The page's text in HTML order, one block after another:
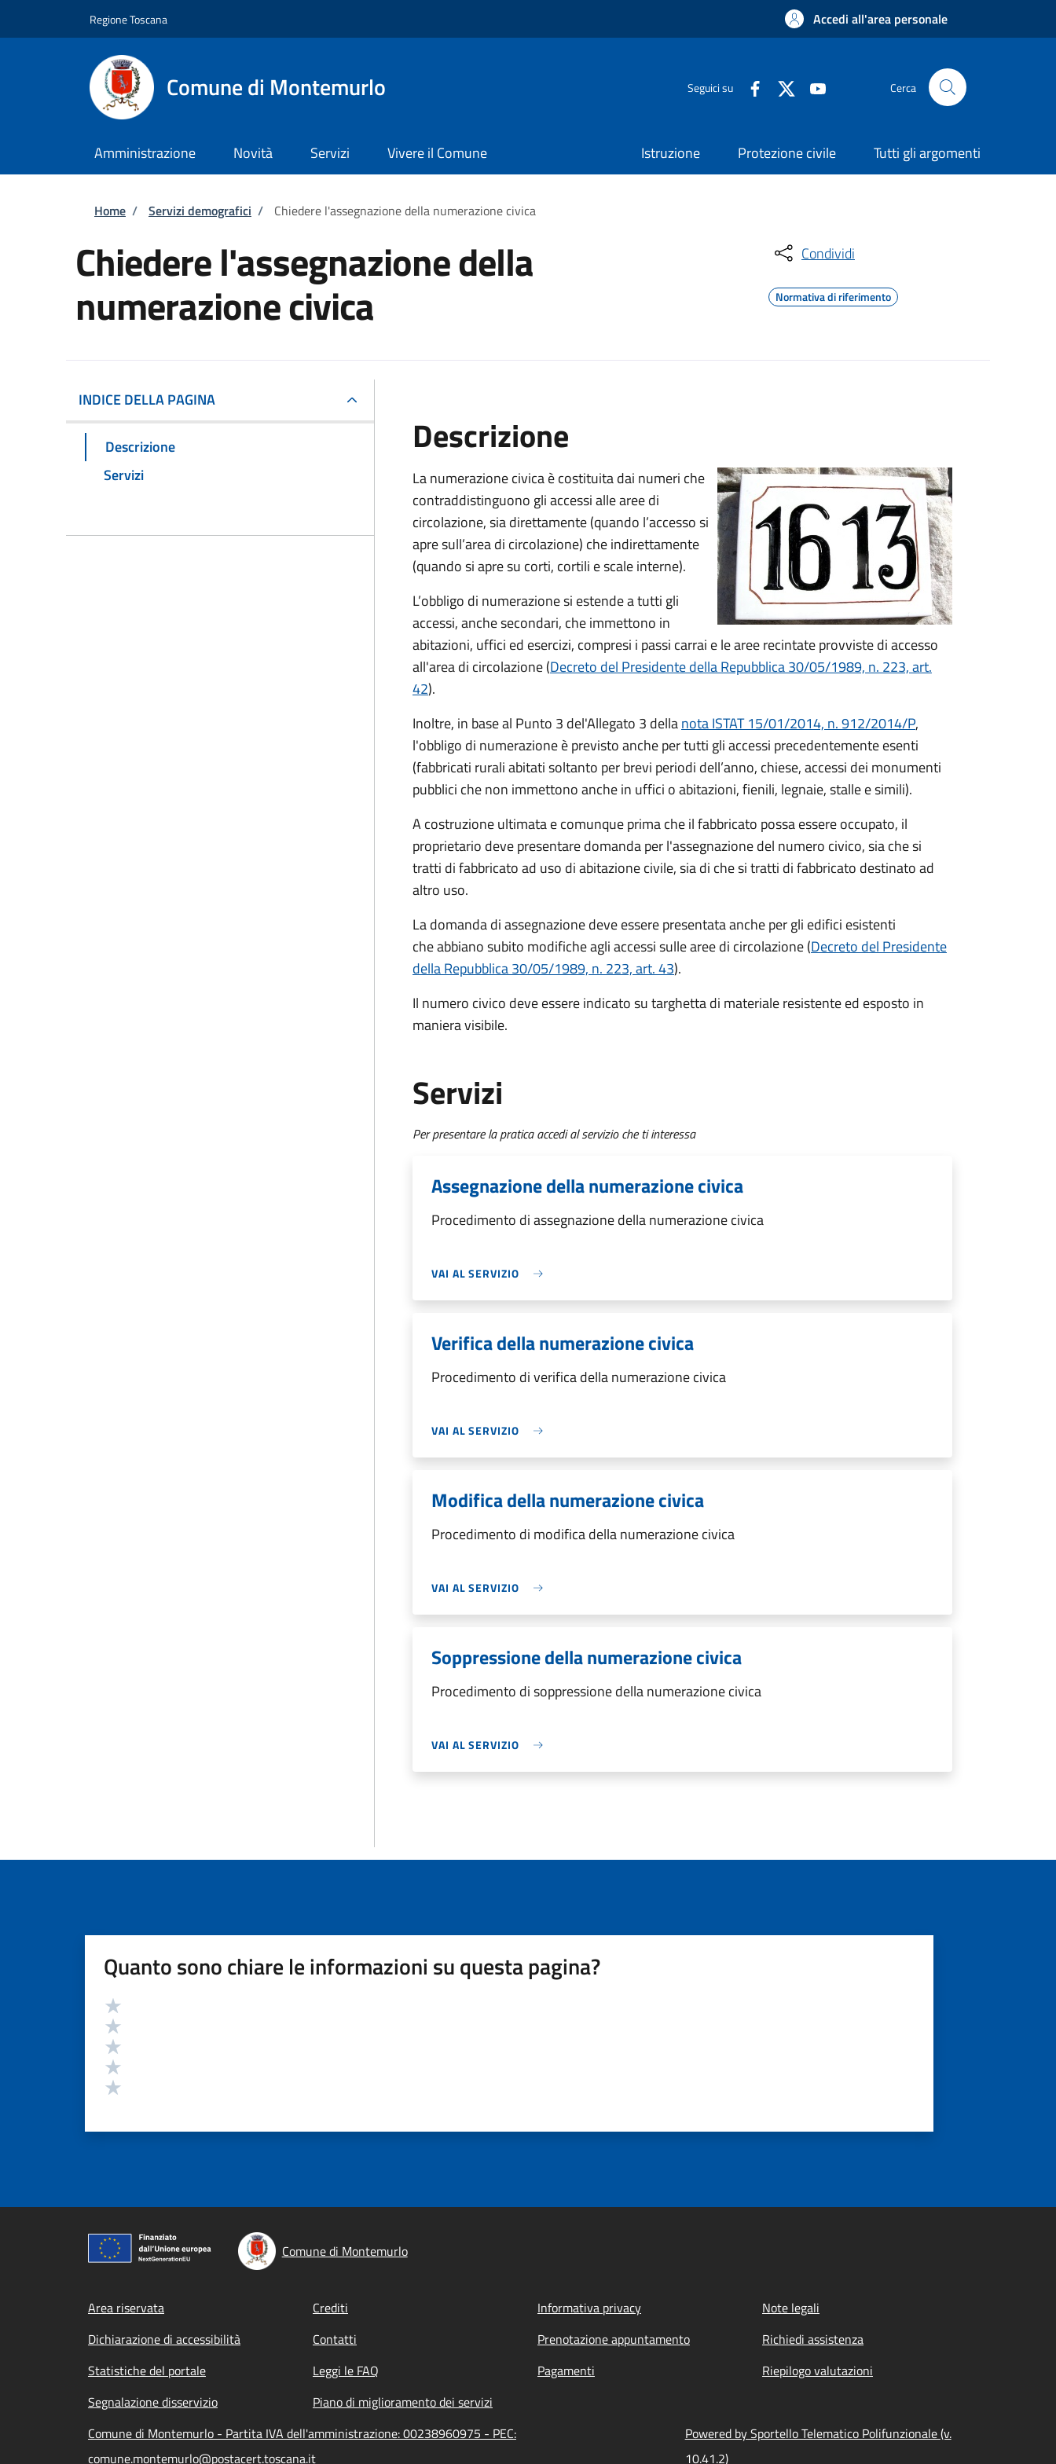
Regione Toscana Accedi all'area personale
Comune di Montemurlo Seguici su Cerca
Amministrazione Novità Servizi Vivere il Comune Istruzione Protezione civile Tutti gli argomenti
Briciole di pane
Home / Servizi demografici / Chiedere l'assegnazione della numerazione civica
Chiedere l'assegnazione della
numerazione civica
Condividi
Normativa di riferimento
INDICE DELLA PAGINA
Descrizione
Servizi
Descrizione
La numerazione civica è costituita dai numeri che
contraddistinguono gli accessi alle aree di
circolazione, sia direttamente (quando l’accesso si
apre sull’area di circolazione) che indirettamente
(quando si apre su corti, cortili e scale interne).
L’obbligo di numerazione si estende a tutti gli
accessi, anche secondari, che immettono in
abitazioni, uffici ed esercizi, compresi i passi carrai e le aree recintate provviste di accesso
all'area di circolazione (Decreto del Presidente della Repubblica 30/05/1989, n. 223, art.
42).
Inoltre, in base al Punto 3 del'Allegato 3 dellanota ISTAT 15/01/2014, n. 912/2014/P,
l'obbligo di numerazione è previsto anche per tutti gli accessi precedentemente esenti
(fabbricati rurali abitati soltanto per brevi periodi dell’anno, chiese, accessi dei monumenti
pubblici che non immettono anche in uffici o abitazioni, fienili, legnaie, stalle e simili).
A costruzione ultimata e comunque prima che il fabbricato possa essere occupato, il
proprietario deve presentare domanda per l'assegnazione del numero civico, sia che si
tratti di fabbricato ad uso di abitazione civile, sia di che si tratti di fabbricato destinato ad
altro uso.
La domanda di assegnazione deve essere presentata anche per gli edifici esistenti
che abbiano subito modifiche agli accessi sulle aree di circolazione (Decreto del Presidente
della Repubblica 30/05/1989, n. 223, art. 43).
Il numero civico deve essere indicato su targhetta di materiale resistente ed esposto in
maniera visibile.
Servizi
Per presentare la pratica accedi al servizio che ti interessa
Assegnazione della numerazione civica
Procedimento di assegnazione della numerazione civica
VAI AL SERVIZIO
Verifica della numerazione civica
Procedimento di verifica della numerazione civica
VAI AL SERVIZIO
Modifica della numerazione civica
Procedimento di modifica della numerazione civica
VAI AL SERVIZIO
Soppressione della numerazione civica
Procedimento di soppressione della numerazione civica
VAI AL SERVIZIO
Quanto sono chiare le informazioni su questa pagina?
Valutazione
Comune di Montemurlo
Footer menu
Area riservata Crediti Informativa privacy
Note legali
Dichiarazione di accessibilità
Contatti Prenotazione appuntamento
Richiedi assistenza
Statistiche del portale
Leggi le FAQ Pagamenti
Riepilogo valutazioni
Segnalazione disservizio
Piano di miglioramento dei servizi
Comune di Montemurlo - Partita IVA dell'amministrazione: 00238960975 - PEC:
comune.montemurlo@postacert.toscana.it
Powered by Sportello Telematico Polifunzionale (v.
10.41.2)